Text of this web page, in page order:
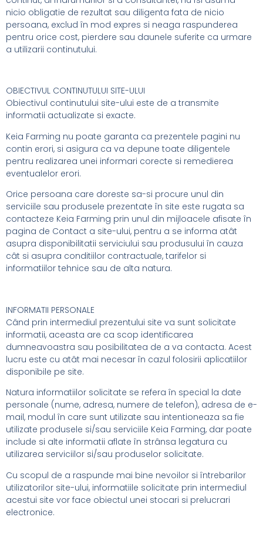
nicio obligatie de rezultat sau diligenta fata de nicio
persoana, exclud în mod expres si neaga raspunderea
pentru orice cost, pierdere sau daunele suferite ca urmare
a utilizarii continutului.
OBIECTIVUL CONTINUTULUI SITE-ULUI
Obiectivul continutului site-ului este de a transmite
informatii actualizate si exacte.
Keia Farming nu poate garanta ca prezentele pagini nu
contin erori, si asigura ca va depune toate diligentele
pentru realizarea unei informari corecte si remedierea
eventualelor erori.
Orice persoana care doreste sa-si procure unul din
serviciile sau produsele prezentate în site este rugata sa
contacteze Keia Farming prin unul din mijloacele afisate în
pagina de Contact a site-ului, pentru a se informa atât
asupra disponibilitatii serviciului sau produsului în cauza
cât si asupra conditiilor contractuale, tarifelor si
informatiilor tehnice sau de alta natura.
INFORMATII PERSONALE
Când prin intermediul prezentului site va sunt solicitate
informatii, aceasta are ca scop identificarea
dumneavoastra sau posibilitatea de a va contacta. Acest
lucru este cu atât mai necesar în cazul folosirii aplicatiilor
disponibile pe site.
Natura informatiilor solicitate se refera în special la date
personale (nume, adresa, numere de telefon), adresa de e-
mail, modul în care sunt utilizate sau intentioneaza sa fie
utilizate produsele si/sau serviciile Keia Farming, dar poate
include si alte informatii aflate în strânsa legatura cu
utilizarea serviciilor si/sau produselor solicitate.
Cu scopul de a raspunde mai bine nevoilor si întrebarilor
utilizatorilor site-ului, informatiile solicitate prin intermediul
acestui site vor face obiectul unei stocari si prelucrari
electronice.